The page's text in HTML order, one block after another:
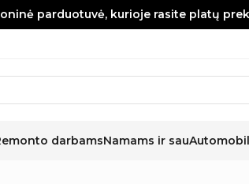
parduotuvė, kurioje rasite platų
darbamsNamams ir sau